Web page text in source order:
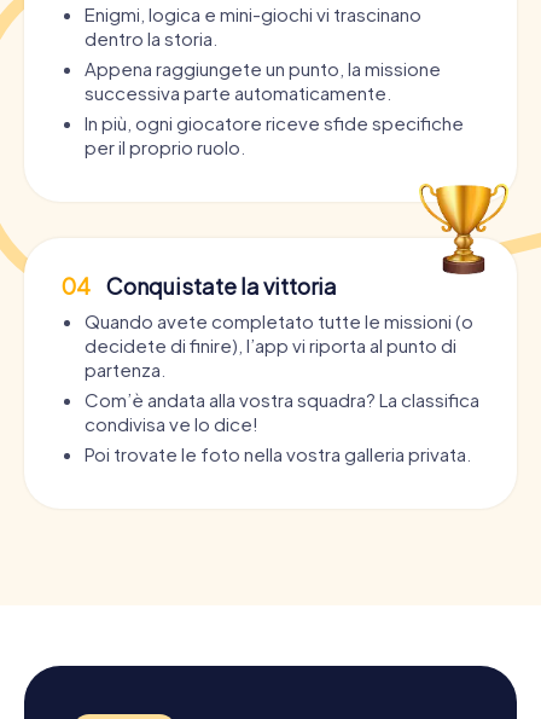
Enigmi, logica e mini-giochi vi trascinano
dentro la storia.
Appena raggiungete un punto, la missione
successiva parte automaticamente.
In più, ogni giocatore riceve sfide specifiche
per il proprio ruolo.
04 Conquistate la vittoria
Quando avete completato tutte le missioni (o
decidete di finire), l’app vi riporta al punto di
partenza.
Com’è andata alla vostra squadra? La classifica
condivisa ve lo dice!
Poi trovate le foto nella vostra galleria privata.